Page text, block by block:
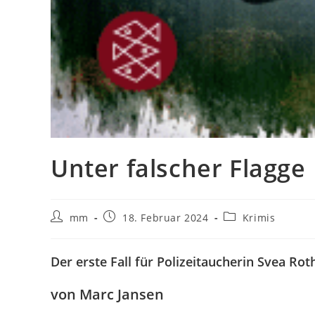
Unter falscher Flagge
mm 18. Februar 2024 Krimis
Der erste Fall für Polizeitaucherin Svea
von Marc Jansen